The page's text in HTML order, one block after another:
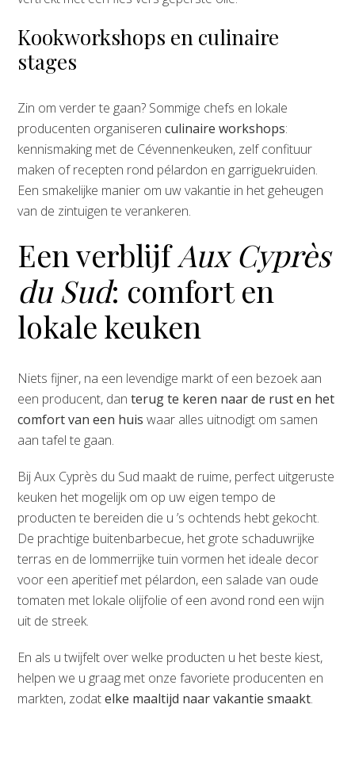
Kookworkshops en culinaire
stages
Zin om verder te gaan? Sommige chefs en lokale
producenten organiserenculinaire workshops:
kennismaking met de Cévennenkeuken, zelf confituur
maken of recepten rond pélardon en garriguekruiden.
Een smakelijke manier om uw vakantie in het geheugen
van de zintuigen te verankeren.
Een verblijfAux Cyprès
du Sud: comfort en
lokale keuken
Niets fijner, na een levendige markt of een bezoek aan
een producent, danterug te keren naar de rust en het
comfort van een huis waar alles uitnodigt om samen
aan tafel te gaan.
Bij Aux Cyprès du Sud maakt de ruime, perfect uitgeruste
keuken het mogelijk om op uw eigen tempo de
producten te bereiden die u ’s ochtends hebt gekocht.
De prachtige buitenbarbecue, het grote schaduwrijke
terras en de lommerrijke tuin vormen het ideale decor
voor een aperitief met pélardon, een salade van oude
tomaten met lokale olijfolie of een avond rond een wijn
uit de streek.
En als u twijfelt over welke producten u het beste kiest,
helpen we u graag met onze favoriete producenten en
markten, zodatelke maaltijd naar vakantie smaakt.